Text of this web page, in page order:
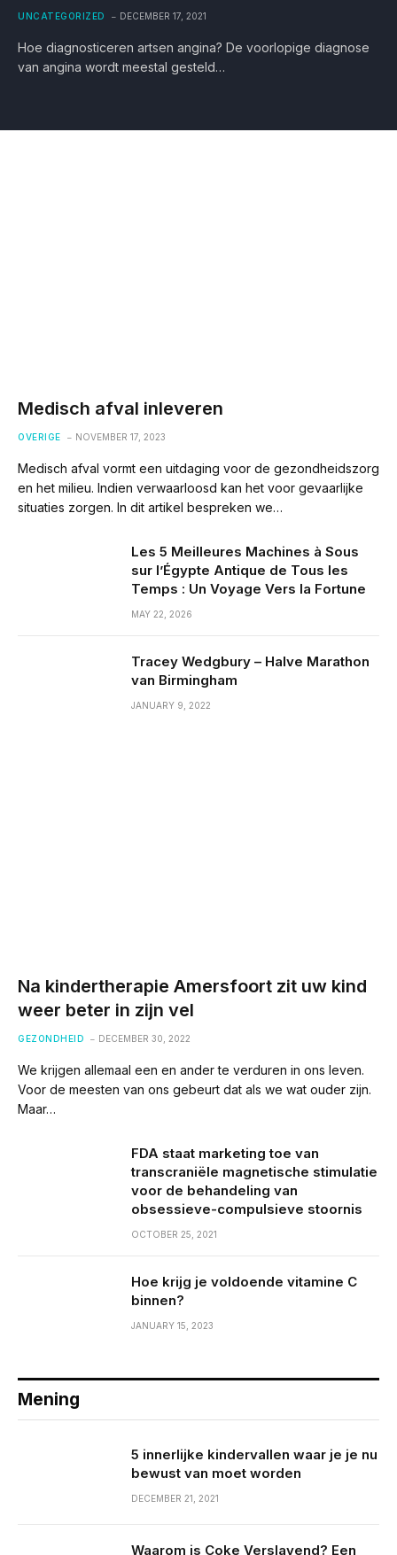
UNCATEGORIZED DECEMBER 17, 2021
Hoe diagnosticeren artsen angina? De voorlopige diagnose
van angina wordt meestal gesteld…
Medisch afval inleveren
OVERIGE NOVEMBER 17, 2023
Medisch afval vormt een uitdaging voor de gezondheidszorg
en het milieu. Indien verwaarloosd kan het voor gevaarlijke
situaties zorgen. In dit artikel bespreken we…
Les 5 Meilleures Machines à Sous
sur l’Égypte Antique de Tous les
Temps : Un Voyage Vers la Fortune
MAY 22, 2026
Tracey Wedgbury – Halve Marathon
van Birmingham
JANUARY 9, 2022
Na kindertherapie Amersfoort zit uw kind
weer beter in zijn vel
GEZONDHEID DECEMBER 30, 2022
We krijgen allemaal een en ander te verduren in ons leven.
Voor de meesten van ons gebeurt dat als we wat ouder zijn.
Maar…
FDA staat marketing toe van
transcraniële magnetische stimulatie
voor de behandeling van
obsessieve-compulsieve stoornis
OCTOBER 25, 2021
Hoe krijg je voldoende vitamine C
binnen?
JANUARY 15, 2023
Mening
5 innerlijke kindervallen waar je je nu
bewust van moet worden
DECEMBER 21, 2021
Waarom is Coke Verslavend? Een